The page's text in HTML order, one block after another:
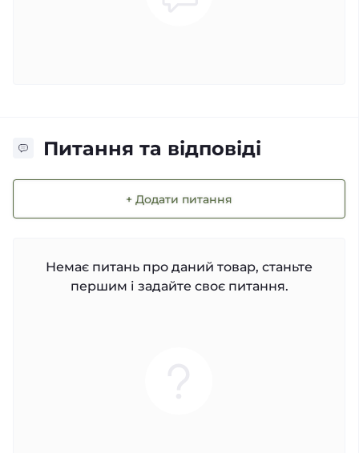
Питання та відповіді
+ Додати питання
Немає питань про даний товар, станьте
першим і задайте своє питання.